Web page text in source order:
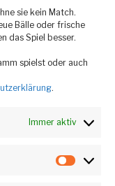
sie kein Match.
Bälle oder frische
das Spiel besser.
spielst oder auch
.
Immer aktiv